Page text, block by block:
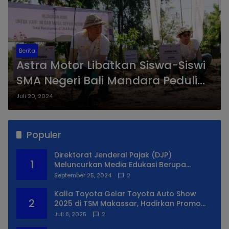
Berita
Astra Motor Libatkan Siswa-Siswi
SMA Negeri Bali Mandara Peduli
Lingkungan
Juli 20, 2024
Populer
1
Direktorat Jenderal Pajak (DJP)
Meluncurkan Media Edukasi Berupa
Simulator Coretax
September 25, 2024 2
2
Kalla Toyota Gelar Toyota Auto Show
2025 di TSM Makassar, Hadirkan Promo
Spesial
Juli 8, 2025 2